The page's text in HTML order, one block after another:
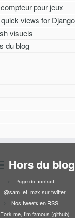
pour jeux
views for Django
visuels
du blog
Hors du blog
Page de contact
@sam_et_max sur twitter
Nos tweets en RSS
Fork me, I’m famous (github)